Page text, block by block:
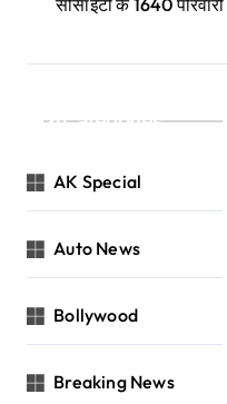
सोसाइटी के 1640
Categories
AK Special
Auto News
Bollywood
Breaking News